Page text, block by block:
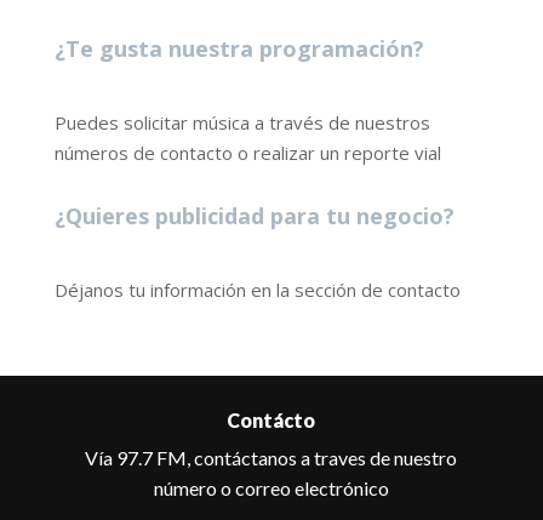
¿Te gusta nuestra programación?
Puedes solicitar música a través de nuestros
números de contacto o realizar un reporte vial
¿Quieres publicidad para tu negocio?
Déjanos tu información en la sección de contacto
Contácto
Vía 97.7 FM, contáctanos a traves de nuestro
número o correo electrónico